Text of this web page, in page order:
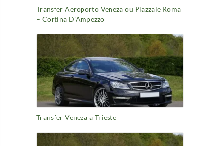
Transfer Aeroporto Veneza ou Piazzale Roma
– Cortina D’Ampezzo
Transfer Veneza a Trieste